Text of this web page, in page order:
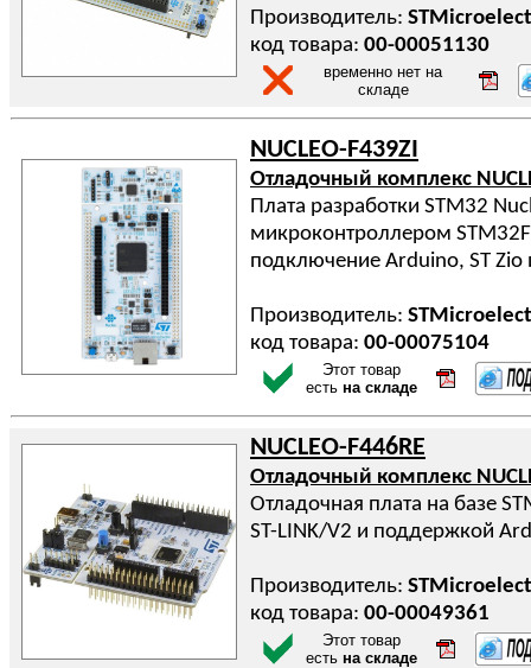
Производитель:
код товара: 00-00051130
временно нет на
складе
NUCLEO-F439ZI
Отладочный комплекс
Плата разработки STM32
микроконтроллером
подключение Arduino, ST Zio
Производитель:
код товара: 00-00075104
Этот товар
есть на складе
NUCLEO-F446RE
Отладочный комплекс
Отладочная плата на базе
ST-LINK/V2 и поддержкой
Производитель:
код товара: 00-00049361
Этот товар
есть на складе